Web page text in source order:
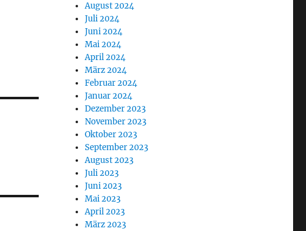
August 2024
Juli 2024
Juni 2024
Mai 2024
April 2024
März 2024
Februar 2024
Januar 2024
Dezember 2023
November 2023
Oktober 2023
September 2023
August 2023
Juli 2023
Juni 2023
Mai 2023
April 2023
März 2023